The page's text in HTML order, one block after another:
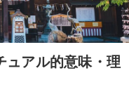
ュアル的意味・理